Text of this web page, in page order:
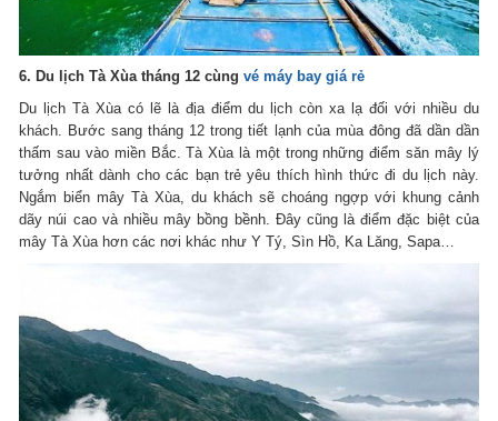
6. Du lịch Tà Xùa tháng 12 cùng vé máy bay giá rẻ
Du lịch Tà Xùa có lẽ là địa điểm du lịch còn xa lạ đối với nhiều du
khách. Bước sang tháng 12 trong tiết lạnh của mùa đông đã dần dần
thấm sau vào miền Bắc. Tà Xùa là một trong những điểm săn mây lý
tưởng nhất dành cho các bạn trẻ yêu thích hình thức đi du lịch này.
Ngắm biển mây Tà Xùa, du khách sẽ choáng ngợp với khung cảnh
dãy núi cao và nhiều mây bồng bềnh. Đây cũng là điểm đặc biệt của
mây Tà Xùa hơn các nơi khác như Y Tý, Sìn Hồ, Ka Lăng, Sapa…